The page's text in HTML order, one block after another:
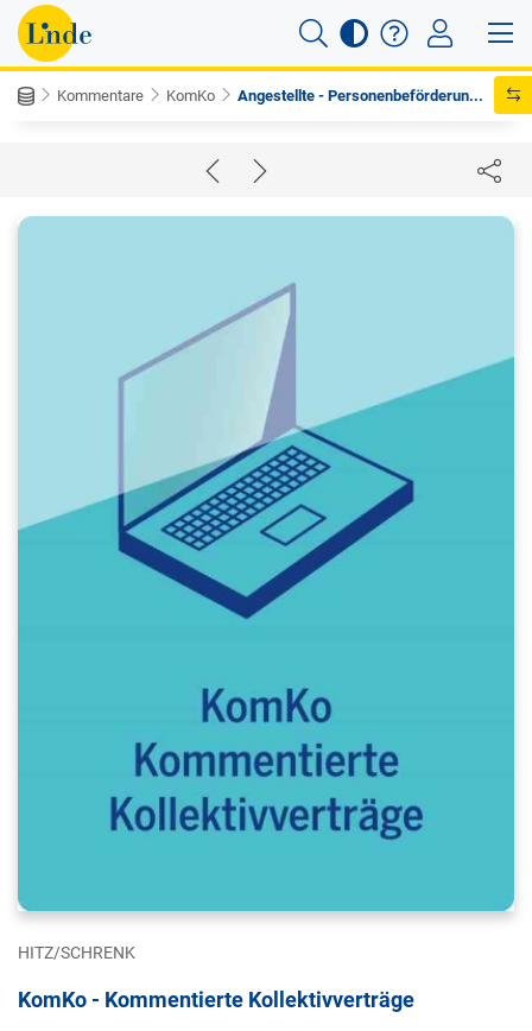
Kommentare KomKo Angestellte - Personenbeförderun...
HITZ/SCHRENK
KomKo - Kommentierte Kollektivverträge